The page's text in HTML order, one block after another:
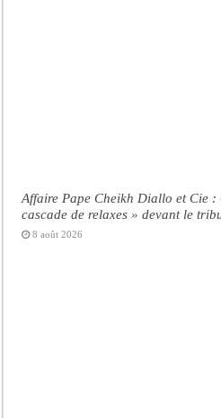
Affaire Pape Cheikh Diallo et Cie :
cascade de relaxes » devant le
8 août 2026